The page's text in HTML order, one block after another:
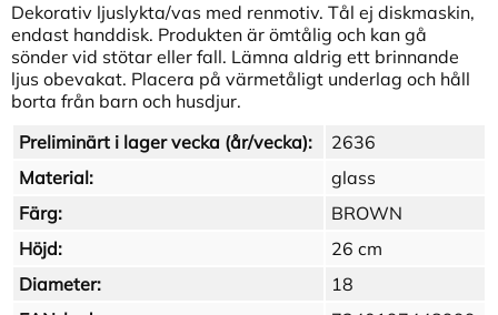
Dekorativ ljuslykta/vas med renmotiv. Tål ej diskmaskin,
endast handdisk. Produkten är ömtålig och kan gå
sönder vid stötar eller fall. Lämna aldrig ett brinnande
ljus obevakat. Placera på värmetåligt underlag och håll
borta från barn och husdjur.
Preliminärt i lager vecka (år/vecka):
2636
Material:
glass
Färg:
BROWN
Höjd:
26 cm
Diameter:
18